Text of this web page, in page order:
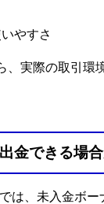
やすさ
、実際の取引環
金できる場
は、未入金ボー